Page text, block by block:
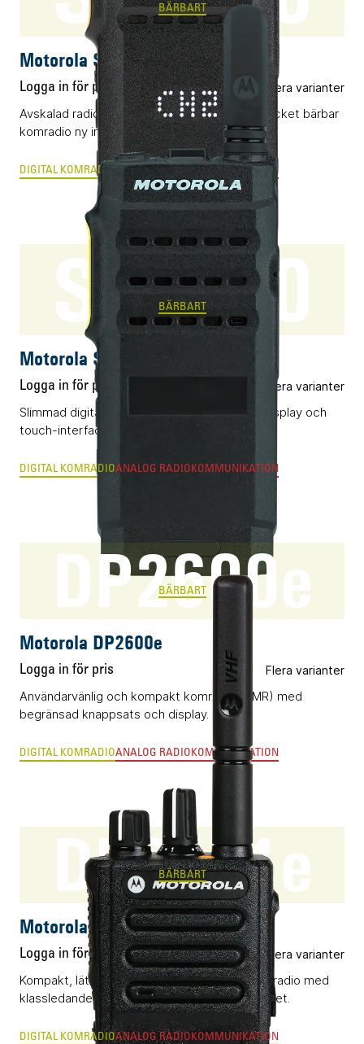
BÄRBART
Motorola SL1600
Logga in för pris Flera varianter
Avskalad radio baserad på DMR som ger uttrycket bärbar
komradio ny innebörd.
DIGITAL KOMRADIO ANALOG RADIOKOMMUNIKATION
SL2600
BÄRBART
Motorola SL2600
Logga in för pris Flera varianter
Slimmad digital komradio (DMR) med infälld display och
touch-interface.
DIGITAL KOMRADIOANALOG RADIOKOMMUNIKATION
DP2600e
BÄRBART
Motorola DP2600e
Logga in för pris Flera varianter
Användarvänlig och kompakt komradio (DMR) med
begränsad knappsats och display.
DIGITAL KOMRADIOANALOG RADIOKOMMUNIKATION
DP3441e
BÄRBART
Motorola DP3441e
Logga in för pris Flera varianter
Kompakt, lättanvänd och vattentät DMR-komradio med
klassledande radioegenskaper och byggkvalitet.
DIGITAL KOMRADIOANALOG RADIOKOMMUNIKATION